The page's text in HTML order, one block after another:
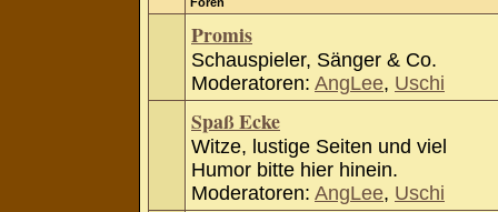
Promis
Schauspieler, Sänger & Co.
Moderatoren: AngLee, Uschi
Spaß Ecke
Witze, lustige Seiten und viel
Humor bitte hier hinein.
Moderatoren: AngLee, Uschi